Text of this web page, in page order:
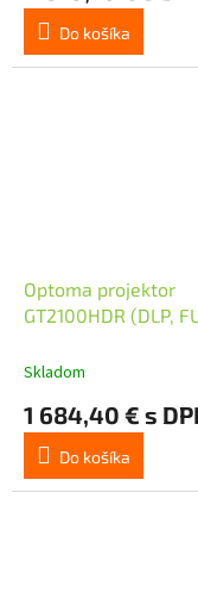
Do košíka
Optoma projektor
GT2100HDR (DLP,
ANSI, 2xHDMI, RS232,
Skladom
1 684,40 € s
Do košíka